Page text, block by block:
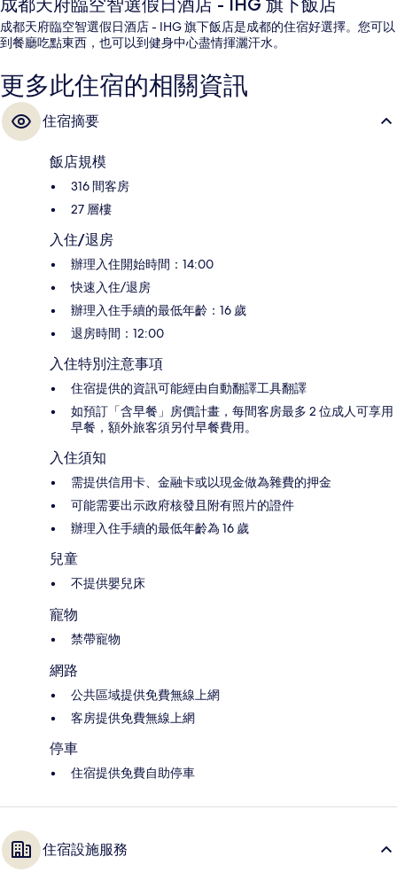
成都天府臨空智選假日酒店 - IHG 旗下飯店
成都天府臨空智選假日酒店 - IHG 旗下飯店是成都的住宿好選擇。您可以
到餐廳吃點東西，也可以到健身中心盡情揮灑汗水。
更多此住宿的相關資訊
住宿摘要
飯店規模
316 間客房
27 層樓
入住/退房
辦理入住開始時間：14:00
快速入住/退房
辦理入住手續的最低年齡：16 歲
退房時間：12:00
入住特別注意事項
住宿提供的資訊可能經由自動翻譯工具翻譯
如預訂「含早餐」房價計畫，每間客房最多 2 位成人可享用
早餐，額外旅客須另付早餐費用。
入住須知
需提供信用卡、金融卡或以現金做為雜費的押金
可能需要出示政府核發且附有照片的證件
辦理入住手續的最低年齡為 16 歲
兒童
不提供嬰兒床
寵物
禁帶寵物
網路
公共區域提供免費無線上網
客房提供免費無線上網
停車
住宿提供免費自助停車
住宿設施服務